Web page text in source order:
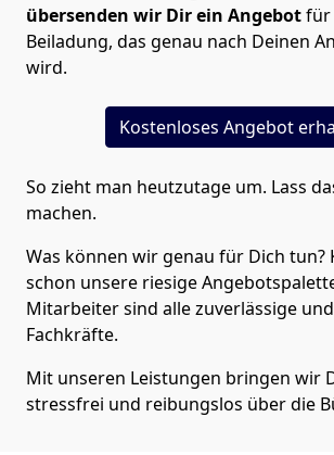
übersenden wir Dir ein Angebotfür
Beiladung, das genau nach Deinen
wird.
Kostenloses Angebot
So zieht man heutzutage um. Lass
machen.
Was können wir genau für Dich tun?
schon unsere riesige
Mitarbeiter sind alle zuverlässige
Fachkräfte.
Mit unseren Leistungen bringen wir
stressfrei und reibungslos über die